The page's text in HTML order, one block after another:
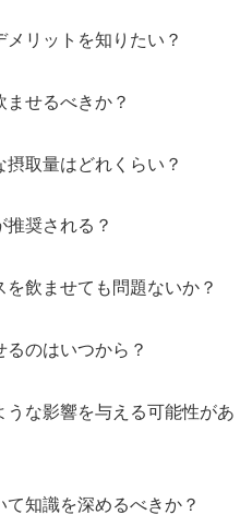
リットを知りたい？
せるべきか？
取量はどれくらい？
奨される？
飲ませても問題ないか？
のはいつから？
な影響を与える可能性があ
知識を深めるべきか？